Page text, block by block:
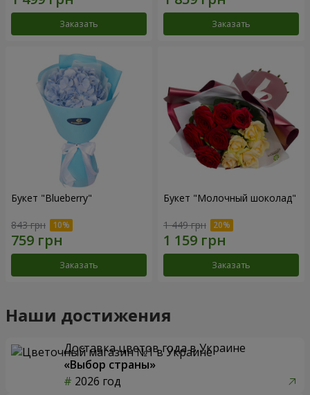
Заказать Заказать
Букет "Blueberry"
843 грн
Заказать
Букет "Молочный шоколад"
1 449 грн
Заказать
Наши достижения
Доставка цветов года в Украине
«Выбор страны»
2026 год